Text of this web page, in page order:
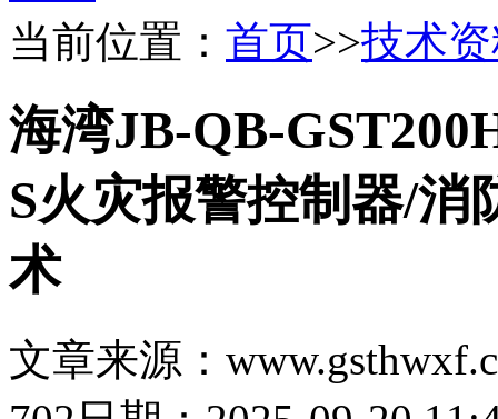
当前位置： 首页>>技术
海湾JB-QB-
S火灾报警控制器/消
术
文章来源：